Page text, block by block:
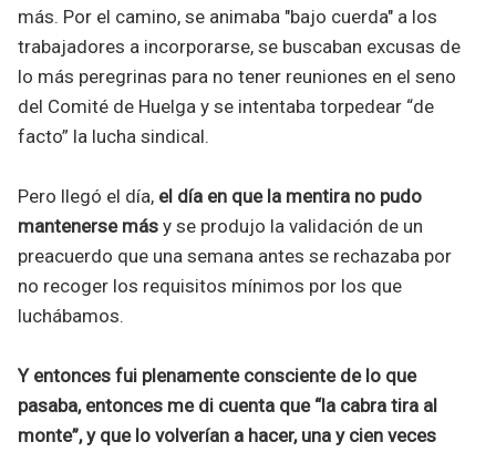
más. Por el camino, se animaba "bajo cuerda" a los
trabajadores a incorporarse, se buscaban excusas de
lo más peregrinas para no tener reuniones en el seno
del Comité de Huelga y se intentaba torpedear “de
facto” la lucha sindical.
Pero llegó el día, el día en que la mentira no pudo
mantenerse más y se produjo la validación de un
preacuerdo que una semana antes se rechazaba por
no recoger los requisitos mínimos por los que
luchábamos.
Y entonces fui plenamente consciente de lo que
pasaba, entonces me di cuenta que “la cabra tira al
monte”, y que lo volverían a hacer, una y cien veces